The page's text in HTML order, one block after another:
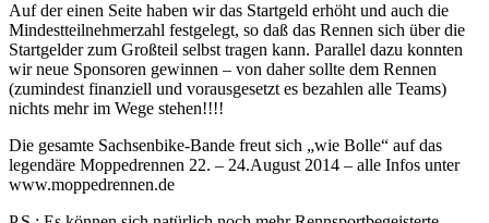
Auf der einen Seite haben wir das Startgeld erhöht und auch die
Mindestteilnehmerzahl festgelegt, so daß das Rennen sich über die
Startgelder zum Großteil selbst tragen kann. Parallel dazu konnten
wir neue Sponsoren gewinnen – von daher sollte dem Rennen
(zumindest finanziell und vorausgesetzt es bezahlen alle Teams)
nichts mehr im Wege stehen!!!!
Die gesamte Sachsenbike-Bande freut sich „wie Bolle“ auf das
legendäre Moppedrennen 22. – 24.August 2014 – alle Infos unter
www.moppedrennen.de